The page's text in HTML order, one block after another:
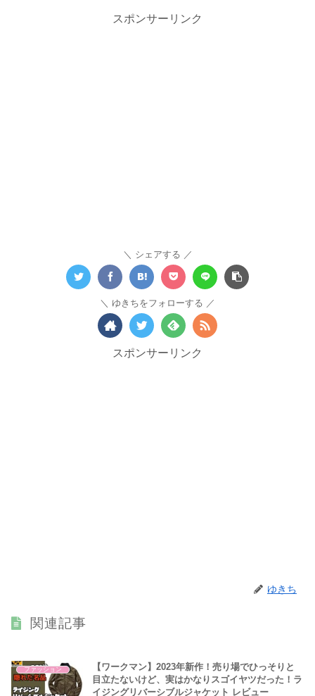
スポンサーリンク
シェアする
ゆきちをフォローする
スポンサーリンク
ゆきち
関連記事
ファッション
【ワークマン】2023年新作！売り場でひっそりと
目立たないけど、実はかなりスゴイヤツだった！ラ
イジングリバーシブルジャケット レビュー